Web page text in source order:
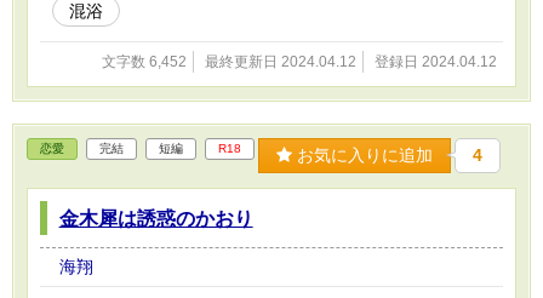
混浴
文字数 6,452 最終更新日 2024.04.12 登録日 2024.04.12
恋愛 完結 短編 R18 お気に入りに追加 4
金木犀は誘惑のかおり
海翔